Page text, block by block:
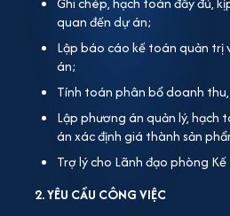
quan đến dự án;
Lập báo cáo kế toán quản trị
án;
Tính toán phân bổ doanh
Lập phương án quản lý,
án xác định giá thành sản
Trợ lý cho Lãnh đạo phòng
2. YÊU CẦU CÔNG VIỆC